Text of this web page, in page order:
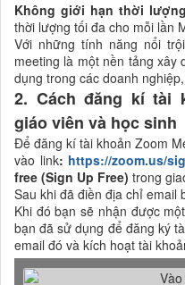
Không giới hạn thời
thời lượng tối đa cho mỗi lần
Với những tính năng nổi
meeting là một nền tảng
dụng trong các doanh
2. Cách đăng kí tài
giáo viên và học sinh
Để đăng kí tài khoản Zoom
vào link: https://zoom.us/
free (Sign Up Free) trong
Sau khi đã điền địa chỉ email
Khi đó bạn sẽ nhận được
bạn đã sử dụng để đăng ký
email đó và kích hoạt tài